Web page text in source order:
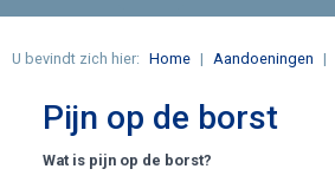
U bevindt zich hier: Home Aandoeningen
Pijn op de borst
Wat is pijn op de borst?